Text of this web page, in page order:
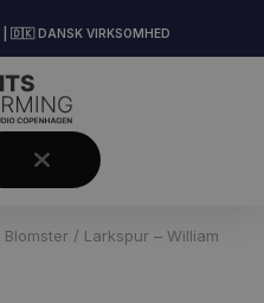
| 🇩🇰 DANSK VIRKSOMHED
Blomster / Larkspur – William